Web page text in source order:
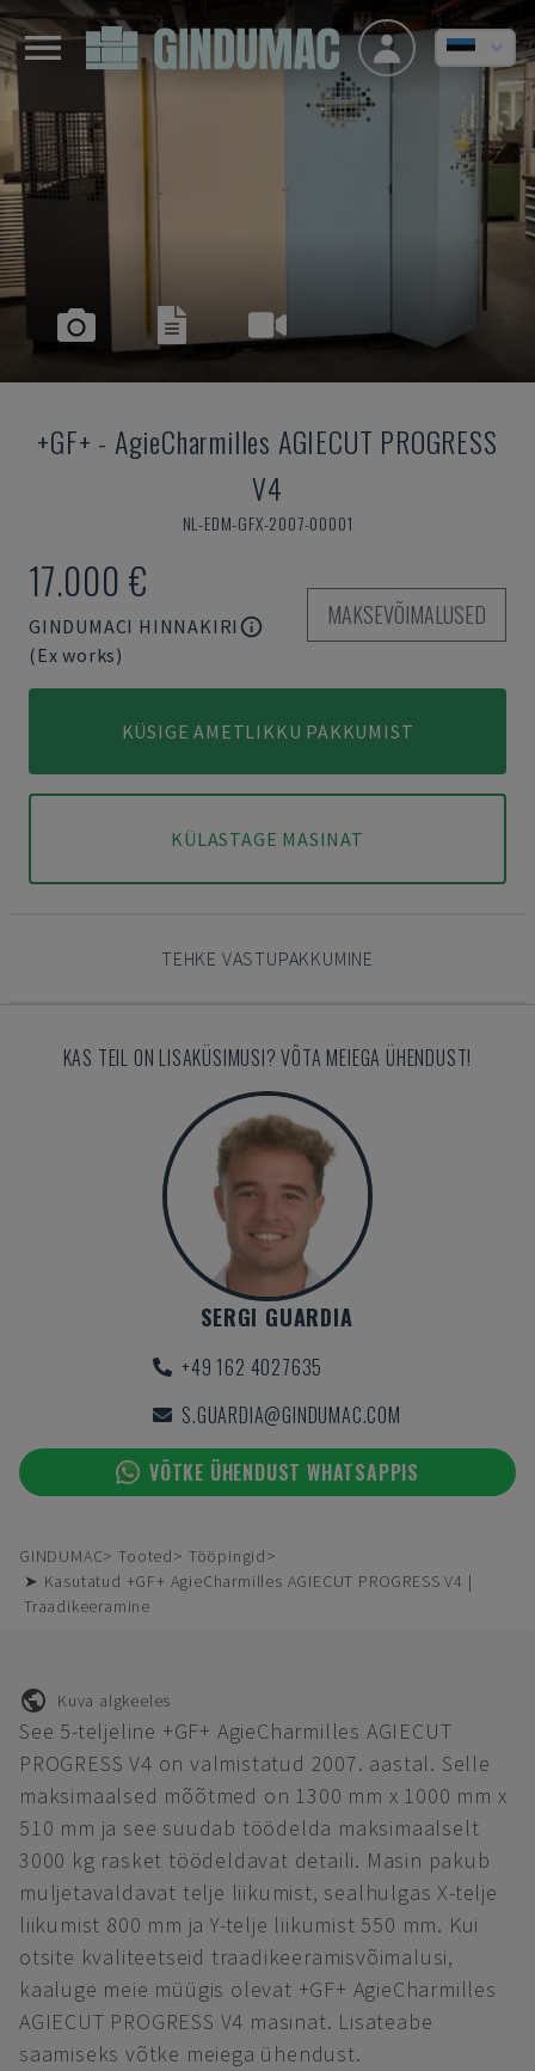
+GF+ - AgieCharmilles AGIECUT PROGRESS
V4
NL-EDM-GFX-2007-00001
17.000 €
GINDUMACI HINNAKIRI
(Ex works)
MAKSEVÕIMALUSED
KÜSIGE AMETLIKKU PAKKUMIST
KÜLASTAGE MASINAT
TEHKE VASTUPAKKUMINE
KAS TEIL ON LISAKÜSIMUSI? VÕTA MEIEGA ÜHENDUST!
SERGI GUARDIA
+49 162 4027635
S.GUARDIA@GINDUMAC.COM
VÕTKE ÜHENDUST WHATSAPPIS
GINDUMAC Tooted
Tööpingid
➤ Kasutatud +GF+ AgieCharmilles AGIECUT PROGRESS V4 |
Traadikeeramine
Kuva algkeeles
See 5-teljeline +GF+ AgieCharmilles AGIECUT
PROGRESS V4 on valmistatud 2007. aastal. Selle
maksimaalsed mõõtmed on 1300 mm x 1000 mm x
510 mm ja see suudab töödelda maksimaalselt
3000 kg rasket töödeldavat detaili. Masin pakub
muljetavaldavat telje liikumist, sealhulgas X-telje
liikumist 800 mm ja Y-telje liikumist 550 mm. Kui
otsite kvaliteetseid traadikeeramisvõimalusi,
kaaluge meie müügis olevat +GF+ AgieCharmilles
AGIECUT PROGRESS V4 masinat. Lisateabe
saamiseks võtke meiega ühendust.